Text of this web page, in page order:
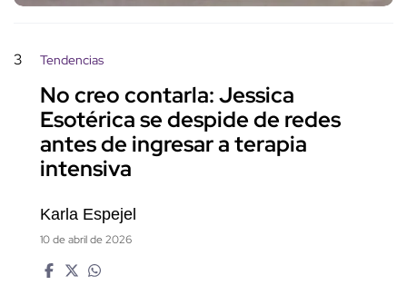
3 Tendencias
No creo contarla: Jessica
Esotérica se despide de redes
antes de ingresar a terapia
intensiva
Karla Espejel
10 de abril de 2026